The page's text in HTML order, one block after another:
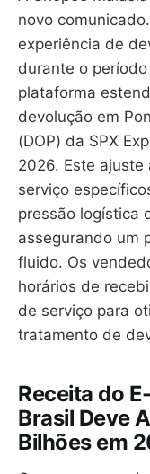
novo
experiência de
durante o
plataforma
devolução em
(DOP) da SPX
2026. Este
serviço
pressão logística
assegurando um
fluido. Os
horários de
de serviço para
tratamento de
Receita do
Brasil Deve
Bilhões em